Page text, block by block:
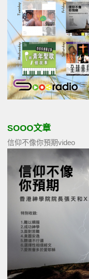
SOOO文章
信仰不像你預期video